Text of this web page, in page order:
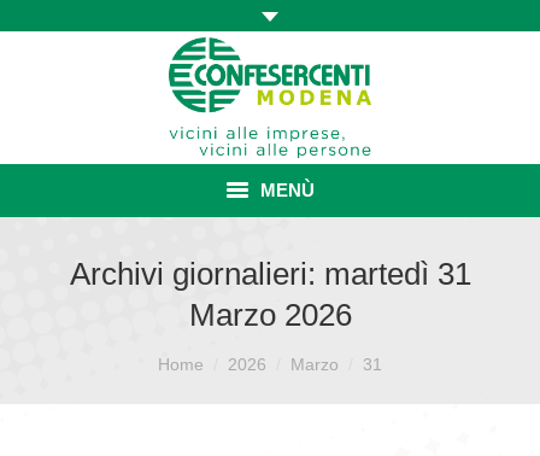
MENÙ
ASSOCIAZIONE
ISCRIZIONE E VANTAGGI
Archivi giornalieri: martedì 31
Marzo 2026
Home 2026 Marzo 31